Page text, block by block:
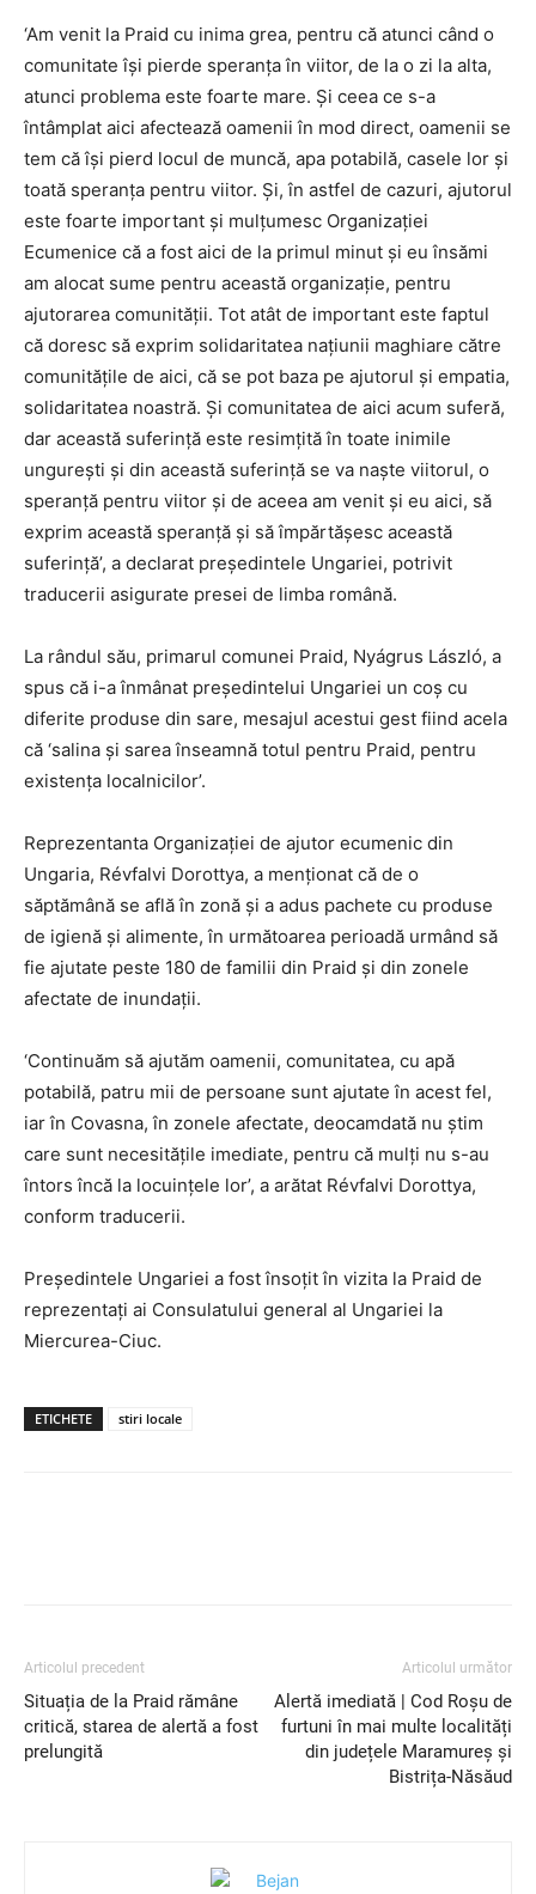
‘Am venit la Praid cu inima grea, pentru că atunci când o
comunitate își pierde speranța în viitor, de la o zi la alta,
atunci problema este foarte mare. Și ceea ce s-a
întâmplat aici afectează oamenii în mod direct, oamenii se
tem că își pierd locul de muncă, apa potabilă, casele lor și
toată speranța pentru viitor. Și, în astfel de cazuri, ajutorul
este foarte important și mulțumesc Organizației
Ecumenice că a fost aici de la primul minut și eu însămi
am alocat sume pentru această organizație, pentru
ajutorarea comunității. Tot atât de important este faptul
că doresc să exprim solidaritatea națiunii maghiare către
comunitățile de aici, că se pot baza pe ajutorul și empatia,
solidaritatea noastră. Și comunitatea de aici acum suferă,
dar această suferință este resimțită în toate inimile
ungurești și din această suferință se va naște viitorul, o
speranță pentru viitor și de aceea am venit și eu aici, să
exprim această speranță și să împărtășesc această
suferință’, a declarat președintele Ungariei, potrivit
traducerii asigurate presei de limba română.
La rândul său, primarul comunei Praid, Nyágrus László, a
spus că i-a înmânat președintelui Ungariei un coș cu
diferite produse din sare, mesajul acestui gest fiind acela
că ‘salina și sarea înseamnă totul pentru Praid, pentru
existența localnicilor’.
Reprezentanta Organizației de ajutor ecumenic din
Ungaria, Révfalvi Dorottya, a menționat că de o
săptămână se află în zonă și a adus pachete cu produse
de igienă și alimente, în următoarea perioadă urmând să
fie ajutate peste 180 de familii din Praid și din zonele
afectate de inundații.
‘Continuăm să ajutăm oamenii, comunitatea, cu apă
potabilă, patru mii de persoane sunt ajutate în acest fel,
iar în Covasna, în zonele afectate, deocamdată nu știm
care sunt necesitățile imediate, pentru că mulți nu s-au
întors încă la locuințele lor’, a arătat Révfalvi Dorottya,
conform traducerii.
Președintele Ungariei a fost însoțit în vizita la Praid de
reprezentați ai Consulatului general al Ungariei la
Miercurea-Ciuc.
ETICHETE stiri locale
Articolul precedent
Situația de la Praid rămâne
critică, starea de alertă a fost
prelungită
Articolul următor
Alertă imediată | Cod Roșu de
furtuni în mai multe localități
din județele Maramureș și
Bistrița-Năsăud